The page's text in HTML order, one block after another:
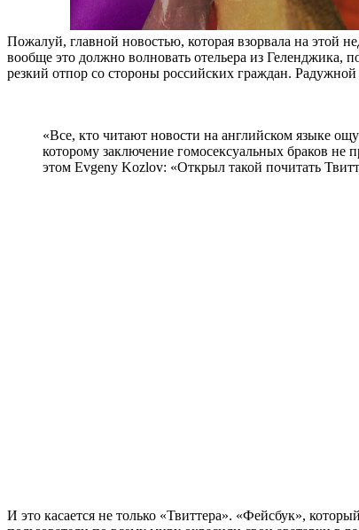
Пожалуй, главной новостью, которая взорвала на этой
вообще это должно волновать отельера из Геленджика,
резкий отпор со стороны российских граждан.
«Все, кто читают новости на английском языке
которому заключение гомосексуальных браков
этом Evgeny Kozlov: «Открыл такой почитать
И это касается не только «Твиттера». «Фейсбук»,